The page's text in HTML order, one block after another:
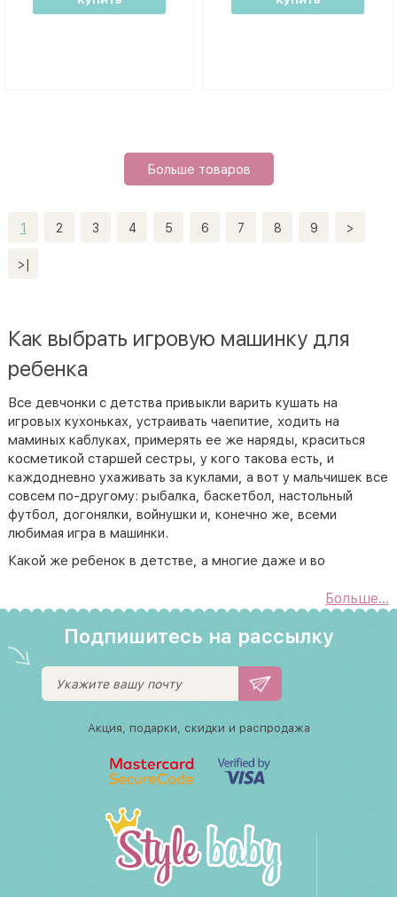
Больше товаров
1 2 3 4 5 6 7 8 9 >
>|
Как выбрать игровую машинку для
ребенка
Все девчонки с детства привыкли варить кушать на
игровых кухоньках, устраивать чаепитие, ходить на
маминых каблуках, примерять ее же наряды, краситься
косметикой старшей сестры, у кого такова есть, и
каждодневно ухаживать за куклами, а вот у мальчишек все
совсем по-другому: рыбалка, баскетбол, настольный
футбол, догонялки, войнушки и, конечно же, всеми
любимая игра в машинки.
Какой же ребенок в детстве, а многие даже и во
машинками, а тем более коллекционными машинками.
Если Ваш малыш, как и многие другие маленькие гонщики,
является заядлым любителем машинок, но уже потерял
интерес к простым металлическим машинкам, то мы Вам
предлагаем, например, машинку инерционную
металлическую. Такая игрушка машинка инерционная
собран самый большой ассортимент таких игрушек:
пластиковая машинка,
машинки коллекционные модели,
детские металлические машинки,
машинки металлические игрушки,
металлические модели машинок.
Больше...
Подпишитесь на рассылку
Акция, подарки, скидки и распродажа